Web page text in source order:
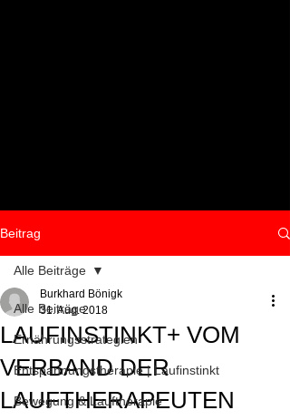
Beitrag
Alle Beiträge
Ernährungsstrategien
Entspannungstherapie | Laufinstinkt
Bewegung & Lauftherapie
Alle Beiträge
LAUFINSTINKT+ VOM
VERBAND DER
LAUFTHERAPEUTEN
Burkhard Bönigk
31. Aug. 2018